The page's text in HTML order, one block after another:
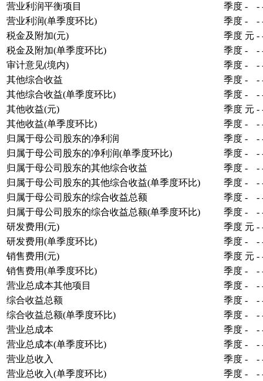
营业利润平衡项目
季度 - -
营业利润(单季度环比)
季度 - -
税金及附加(元)
季度 元 -
税金及附加(单季度环比)
季度 - -
审计意见(境内)
季度 - -
其他综合收益
季度 - -
其他综合收益(单季度环比)
季度 - -
其他收益(元)
季度 元 -
其他收益(单季度环比)
季度 - -
归属于母公司股东的净利润
季度 - -
归属于母公司股东的净利润(单季度环比)
季度 - -
归属于母公司股东的其他综合收益
季度 - -
归属于母公司股东的其他综合收益(单季度环比)
季度 - -
归属于母公司股东的综合收益总额
季度 - -
归属于母公司股东的综合收益总额(单季度环比)
季度 - -
研发费用(元)
季度 元 -
研发费用(单季度环比)
季度 - -
销售费用(元)
季度 元 -
销售费用(单季度环比)
季度 - -
营业总成本其他项目
季度 - -
综合收益总额
季度 - -
综合收益总额(单季度环比)
季度 - -
营业总成本
季度 - -
营业总成本(单季度环比)
季度 - -
营业总收入
季度 - -
营业总收入(单季度环比)
季度 - -